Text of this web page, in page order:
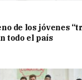
de los jóvenes
todo el país